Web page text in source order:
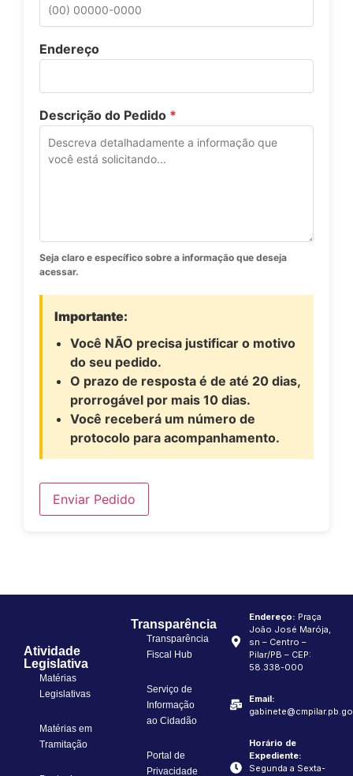
Endereço
Descrição do Pedido *
Seja claro e específico sobre a informação que deseja
acessar.
Importante:
Você NÃO precisa justificar o motivo
do seu pedido.
O prazo de resposta é de até 20 dias,
prorrogável por mais 10 dias.
Você receberá um número de
protocolo para acompanhamento.
Enviar Pedido
Atividade
Legislativa
Matérias
Legislativas
Matérias em
Tramitação
Transparência
Transparência
Fiscal Hub
Serviço de
Informação
ao Cidadão
Portal de
Privacidade
Endereço: Praça
João José Marója,
sn – Centro –
Pilar/PB – CEP:
58.338-000
Email:
Horário de
Expediente:
Segunda a Sexta-